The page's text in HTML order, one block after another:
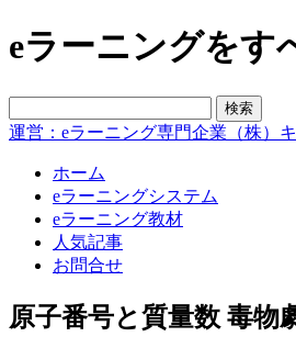
eラーニングをす
運営：eラーニング専門企業（株）
ホーム
eラーニングシステム
eラーニング教材
人気記事
お問合せ
原子番号と質量数 毒物